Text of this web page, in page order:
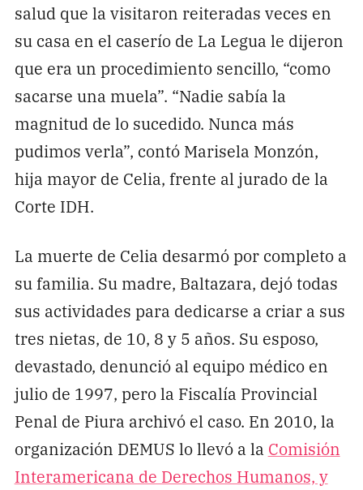
salud que la visitaron reiteradas veces en
su casa en el caserío de La Legua le dijeron
que era un procedimiento sencillo, “como
sacarse una muela”. “Nadie sabía la
magnitud de lo sucedido. Nunca más
pudimos verla”, contó Marisela Monzón,
hija mayor de Celia, frente al jurado de la
Corte IDH.
La muerte de Celia desarmó por completo a
su familia. Su madre, Baltazara, dejó todas
sus actividades para dedicarse a criar a sus
tres nietas, de 10, 8 y 5 años. Su esposo,
devastado, denunció al equipo médico en
julio de 1997, pero la Fiscalía Provincial
Penal de Piura archivó el caso. En 2010, la
organización DEMUS lo llevó a la Comisión
Interamericana de Derechos Humanos, y